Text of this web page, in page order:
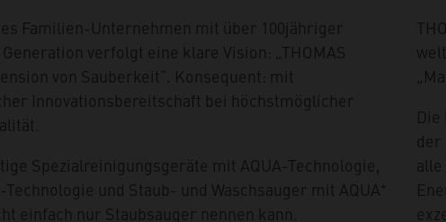
Familien-Unternehmen mit über 100jähriger
verfolgt eine klare Vision: „THOMAS
von Sauberkeit“. Konsequent: mit
Innovationsbereitschaft bei höchstmöglicher
Spezialreinigungsgeräte mit AQUA-Technologie,
und Staub- und Waschsauger mit AQUA+
einfach nur Staubsauger nennen kann.
Die